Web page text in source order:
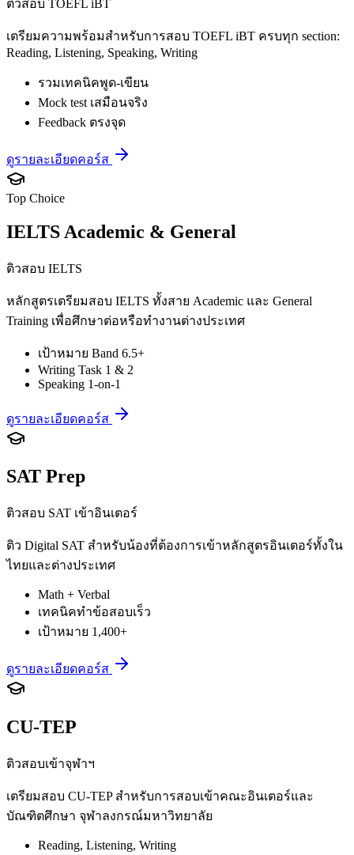
ติวสอบ TOEFL iBT
เตรียมความพร้อมสำหรับการสอบ TOEFL iBT ครบทุก section:
Reading, Listening, Speaking, Writing
รวมเทคนิคพูด-เขียน
Mock test เสมือนจริง
Feedback ตรงจุด
ดูรายละเอียดคอร์ส
Top Choice
IELTS Academic & General
ติวสอบ IELTS
หลักสูตรเตรียมสอบ IELTS ทั้งสาย Academic และ General
Training เพื่อศึกษาต่อหรือทำงานต่างประเทศ
เป้าหมาย Band 6.5+
Writing Task 1 & 2
Speaking 1-on-1
ดูรายละเอียดคอร์ส
SAT Prep
ติวสอบ SAT เข้าอินเตอร์
ติว Digital SAT สำหรับน้องที่ต้องการเข้าหลักสูตรอินเตอร์ทั้งใน
ไทยและต่างประเทศ
Math + Verbal
เทคนิคทำข้อสอบเร็ว
เป้าหมาย 1,400+
ดูรายละเอียดคอร์ส
CU-TEP
ติวสอบเข้าจุฬาฯ
เตรียมสอบ CU-TEP สำหรับการสอบเข้าคณะอินเตอร์และ
บัณฑิตศึกษา จุฬาลงกรณ์มหาวิทยาลัย
Reading, Listening, Writing